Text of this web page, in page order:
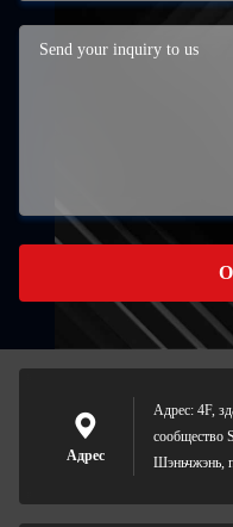
Адрес
Адрес: 4F,
сообщество
Шэньчжэнь,